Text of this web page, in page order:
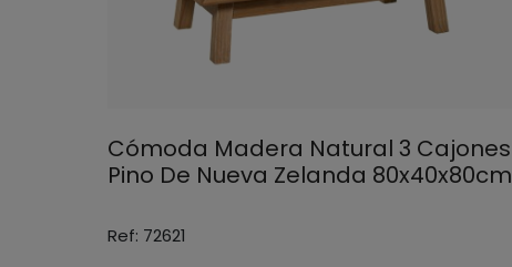
Cómoda Madera Natural 3 Cajones
Pino De Nueva Zelanda 80x40x80cm
Ref: 72621